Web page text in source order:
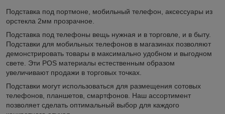
Подставка под портмоне, мобильный телефон, аксессуары из
орстекла 2мм прозрачное.
Подставка под телефоны вещь нужная и в торговле, и в быту.
Подставки для мобильных телефонов в магазинах позволяют
демонстрировать товары в максимально удобном и выгодном
свете. Эти POS материалы естественным образом
увеличивают продажи в торговых точках.
Подставки могут использоваться для размещения сотовых
телефонов, планшетов, смартфонов. Наш ассортимент
позволяет сделать оптимальный выбор для каждого